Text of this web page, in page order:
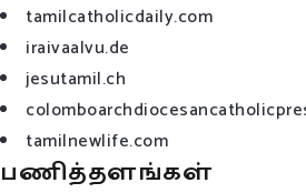
tamilcatholicdaily.com
iraivaalvu.de
jesutamil.ch
tamilnewlife.com
பணித்தளங்கள்